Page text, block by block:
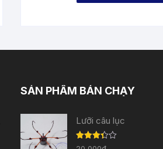
sao
SẢN PHẨM BÁN CHẠY
Lưỡi câu lục
Được